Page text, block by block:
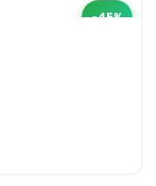
-45%